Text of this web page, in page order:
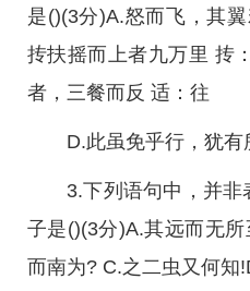
是()(3分)A.怒而飞，其
抟扶摇而上者九万里 抟
者，三餐而反 适：往
D.此虽免乎行，犹
3.下列语句中，并
子是()(3分)A.其远而无
而南为? C.之二虫又何知